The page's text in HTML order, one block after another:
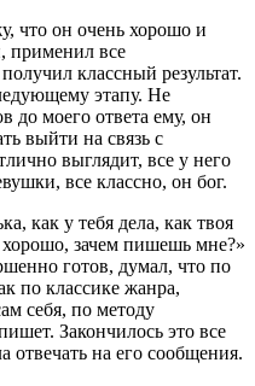
что он очень хорошо и
применил все
классный результат.
этапу. Не
до моего ответа ему, он
выйти на связь с
выглядит, все у него
все классно, он бог.
как у тебя дела, как твоя
зачем пишешь мне?»
готов, думал, что по
по классике жанра,
себя, по методу
Закончилось это все
отвечать на его сообщения.